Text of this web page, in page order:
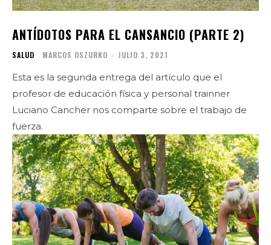
ANTÍDOTOS PARA EL CANSANCIO (PARTE 2)
SALUD MARCOS OSZURKO - JULIO 3, 2021
Esta es la segunda entrega del artículo que el
profesor de educación física y personal trainner
Luciano Cancher nos comparte sobre el trabajo de
fuerza.